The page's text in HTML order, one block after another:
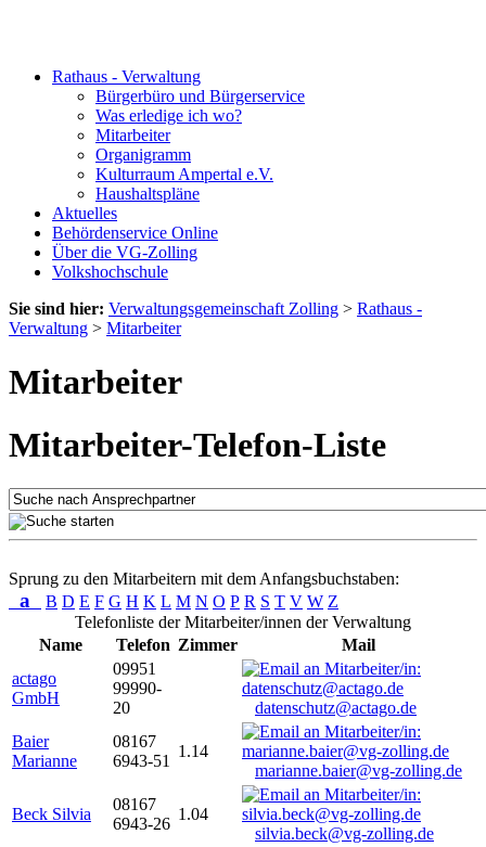
Rathaus - Verwaltung
Bürgerbüro und Bürgerservice
Was erledige ich wo?
Mitarbeiter
Organigramm
Kulturraum Ampertal e.V.
Haushaltspläne
Aktuelles
Behördenservice Online
Über die VG-Zolling
Volkshochschule
Sie sind hier: Verwaltungsgemeinschaft Zolling > Rathaus -
Verwaltung > Mitarbeiter
Mitarbeiter
Mitarbeiter-Telefon-Liste
Sprung zu den Mitarbeitern mit dem Anfangsbuchstaben:
a B D E F G H K L M N O P R S T V W Z
Telefonliste der Mitarbeiter/innen der Verwaltung
Name
Telefon Zimmer
Mail
actago
GmbH
09951
99990-
20
datenschutz@actago.de
Baier
Marianne
08167
6943-51
1.14
marianne.baier@vg-zolling.de
Beck Silvia
08167
6943-26
1.04
silvia.beck@vg-zolling.de